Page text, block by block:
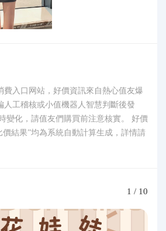
費入口网站，好價資訊來自熱心值友爆
人工稽核或小值機器人智慧判斷後發
變化，請值友們購買前注意核實。 好價
價結果”均為系統自動計算生成，詳情請
1 / 10